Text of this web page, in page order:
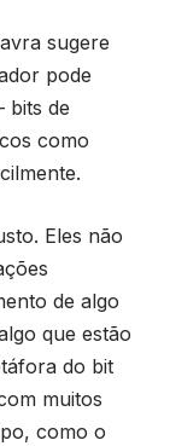
sugere
pode
bits de
como
Eles não
de algo
que estão
do bit
muitos
como o